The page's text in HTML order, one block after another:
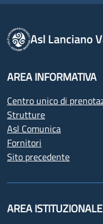
Asl Lanciano
AREA INFORMATIVA
Centro unico di
Strutture
Asl Comunica
Fornitori
Sito precedente
AREA ISTITUZIONALE